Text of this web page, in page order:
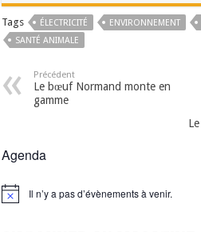
Tags ÉLECTRICITÉ ENVIRONNEMENT
SANTÉ ANIMALE
Précédent
Le bœuf Normand monte en
gamme
Agenda
Notice Il n’y a pas d’évènements à venir.